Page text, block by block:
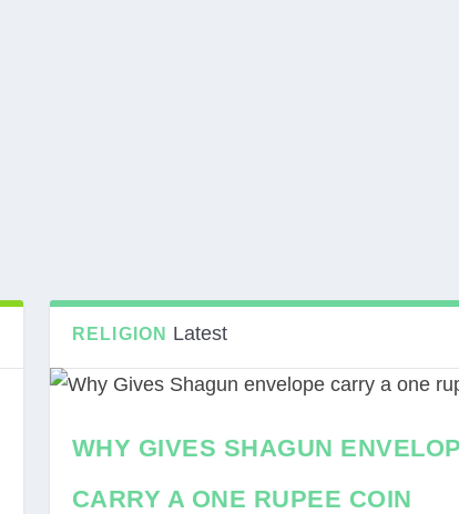
RELIGION Latest
WHY GIVES SHAGUN
CARRY A ONE RUPEE COIN